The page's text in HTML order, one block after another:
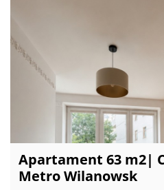
Apartament 63 m2|
Metro Wilanowsk